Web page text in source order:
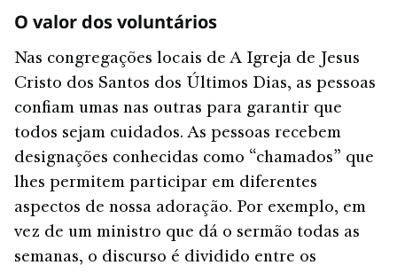
O valor dos voluntários
Nas congregações locais de A Igreja de Jesus
Cristo dos Santos dos Últimos Dias, as pessoas
confiam umas nas outras para garantir que
todos sejam cuidados. As pessoas recebem
designações conhecidas como “chamados” que
lhes permitem participar em diferentes
aspectos de nossa adoração. Por exemplo, em
vez de um ministro que dá o sermão todas as
semanas, o discurso é dividido entre os